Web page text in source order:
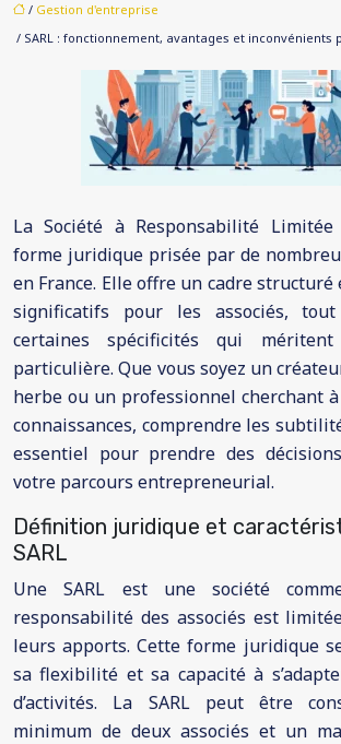
/ Gestion d'entreprise
/ SARL : fonctionnement, avantages et inconvénients
La Société à Responsabilité Limitée
forme juridique prisée par de
en France. Elle offre un cadre structuré
significatifs pour les associés,
certaines spécificités qui
particulière. Que vous soyez un
herbe ou un professionnel cherchant
connaissances, comprendre les
essentiel pour prendre des
votre parcours entrepreneurial.
Définition juridique et
SARL
Une SARL est une société
responsabilité des associés est
leurs apports. Cette forme juridique
sa flexibilité et sa capacité à
d’activités. La SARL peut être
minimum de deux associés et un